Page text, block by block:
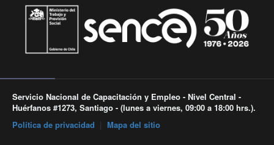
Servicio Nacional de Capacitación y Empleo - Nivel Central -
Huérfanos #1273, Santiago - (lunes a viernes, 09:00 a 18:00 hrs.).
Política de privacidad
Mapa del sitio